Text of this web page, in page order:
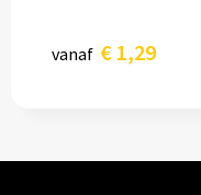
vanaf € 1,29